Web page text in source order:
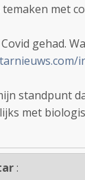
met
gehad.
standpunt
met
: